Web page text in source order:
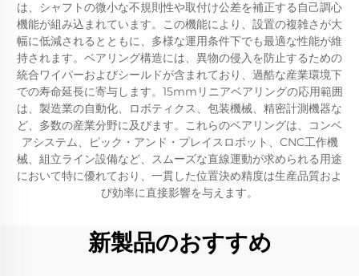
は、シャフトの微小な不規則性や取付け公差を補正する自己調心
機能が組み込まれています。この機能により、設置の複雑さが大
幅に低減されるとともに、多様な運用条件下でも最適な性能が維
持されます。ベアリング構造には、異物の侵入を防止するための
統合ワイパーおよびシールドが含まれており、過酷な産業環境下
での寿命延長に寄与します。15mmリニアベアリングの応用範囲
は、製造業の自動化、ロボティクス、包装機械、精密計測機器な
ど、多数の産業分野に及びます。これらのベアリングは、コンベ
アシステム、ピック・アンド・プレイスロボット、CNC工作機
械、組立ライン設備など、スムーズな直線運動が求められる用途
において特に優れており、一貫した位置決め精度は生産品質およ
び効率に直接影響を与えます。
新製品のおすすめ